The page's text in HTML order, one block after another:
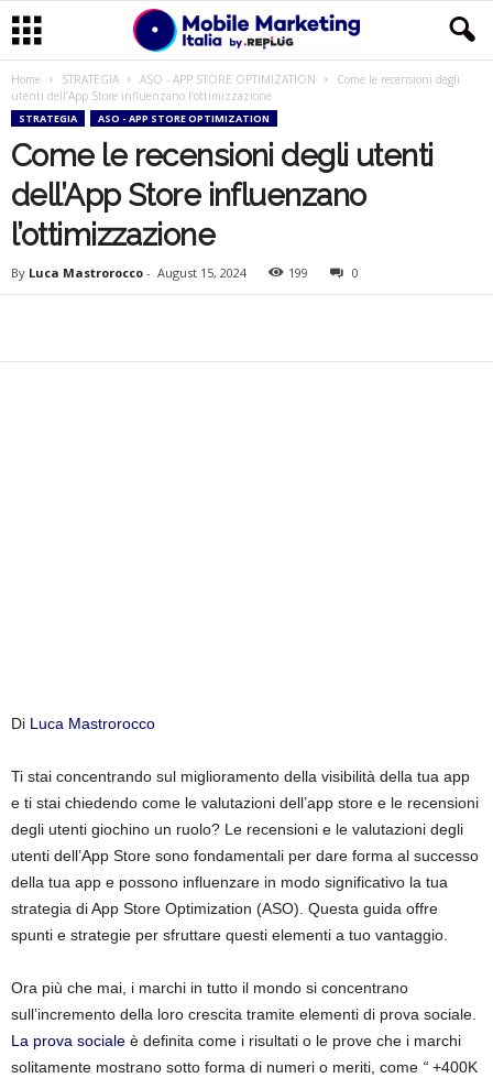
Home STRATEGIA ASO - APP STORE OPTIMIZATION
Come le recensioni degli
utenti dell’App Store influenzano l’ottimizzazione
STRATEGIA ASO - APP STORE OPTIMIZATION
Come le recensioni degli utenti
dell’App Store influenzano
l’ottimizzazione
By Luca Mastrorocco - August 15, 2024 199 0
Di Luca Mastrorocco
Ti stai concentrando sul miglioramento della visibilità della tua app
e ti stai chiedendo come le valutazioni dell’app store e le recensioni
degli utenti giochino un ruolo? Le recensioni e le valutazioni degli
utenti dell’App Store sono fondamentali per dare forma al successo
della tua app e possono influenzare in modo significativo la tua
strategia di App Store Optimization (ASO). Questa guida offre
spunti e strategie per sfruttare questi elementi a tuo vantaggio.
Ora più che mai, i marchi in tutto il mondo si concentrano
sull’incremento della loro crescita tramite elementi di prova sociale.
La prova sociale è definita come i risultati o le prove che i marchi
solitamente mostrano sotto forma di numeri o meriti, come “ +400K